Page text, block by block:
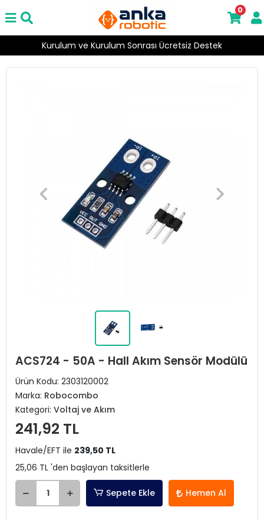
Kurulum ve Kurulum Sonrası Ücretsiz Destek
0
ACS724 - 50A - Hall Akım Sensör Modülü
Ürün Kodu: 2303120002
Marka: Robocombo
Kategori: Voltaj ve Akım
241,92 TL
Havale/EFT ile 239,50 TL
25,06 TL 'den başlayan taksitlerle
Sepete Ekle Hemen Al